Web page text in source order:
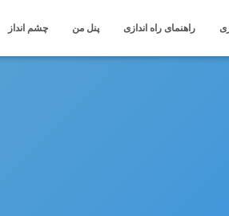
راهنمای راه اندازی پنل من چشم انداز